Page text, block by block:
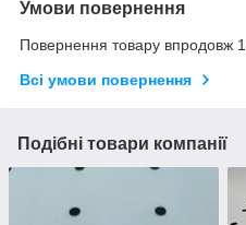
Умови повернення
Повернення товару впродовж
Всі умови повернення
Подібні товари компанії